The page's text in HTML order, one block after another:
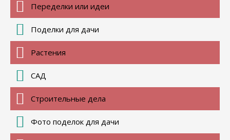
Переделки или идеи
Поделки для дачи
Растения
САД
Строительные дела
Фото поделок для дачи